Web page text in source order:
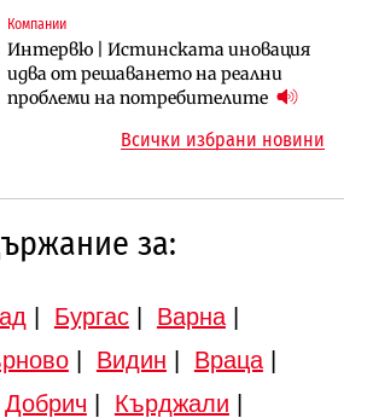
Компании
Интервю | Истинската иновация
идва от решаването на реални
проблеми на потребителите
Инфраструктура
АПИ възложи промяната на
парцеларния план за
Инфраструктура
Вторият мост над Варненското
езеро става част от бъдещата
Всички избрани новини
за:
Бургас| Варна|
| Видин Враца|
Добрич Кърджали